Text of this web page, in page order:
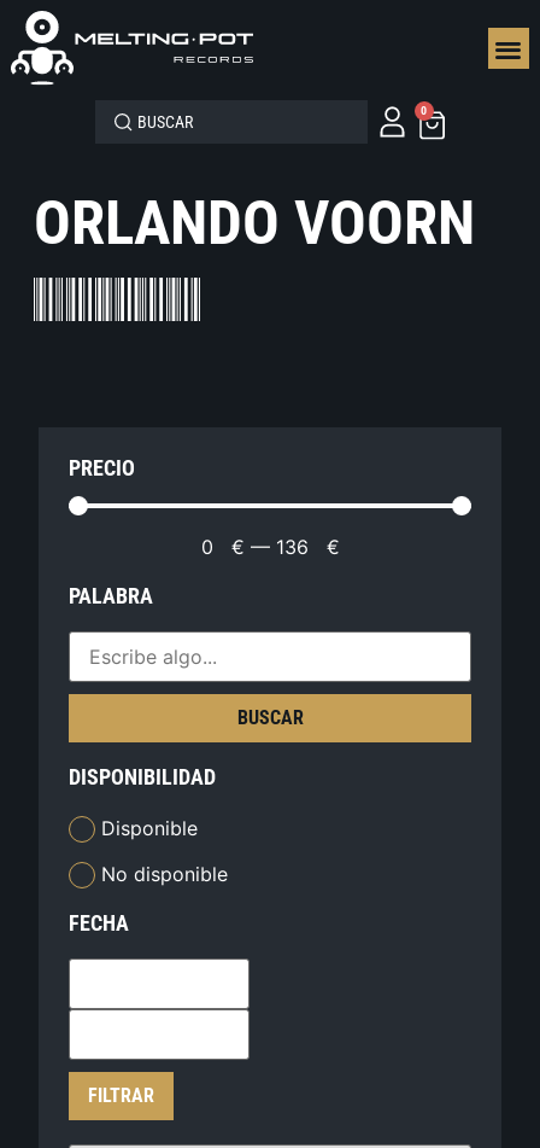
0
ORLANDO VOORN
PRECIO
0 € — 136 €
PALABRA
BUSCAR
DISPONIBILIDAD
Disponible
No disponible
FECHA
FILTRAR